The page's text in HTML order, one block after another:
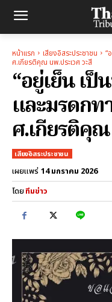
หน้าแรก เสียงอิสระประชาชน
“
ศ.เกียรติคุณ นพ.ประเวศ วะสี
“อยู่เย็น เป็
และมรดก
ศ.เกียรติคุ
เสียงอิสระประชาชน
เผยแพร่ 14 มกราคม 2026
โดยทีมข่าว